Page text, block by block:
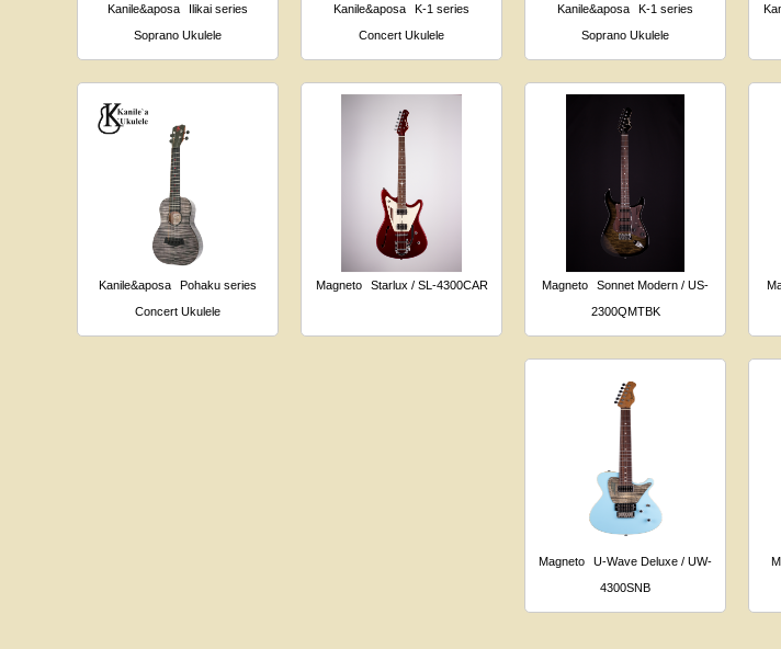
Kanile&aposa
Ilikai series
Soprano Ukulele
Kanile&aposa
K-1 series
Concert Ukulele
Kanile&aposa
K-1 series
Soprano Ukulele
Kanile&aposa
Pohaku series
Concert Ukulele
Magneto Starlux / SL-4300CAR Magneto
Sonnet Modern / US-
2300QMTBK
Magneto
U-Wave Deluxe / UW-
4300SNB